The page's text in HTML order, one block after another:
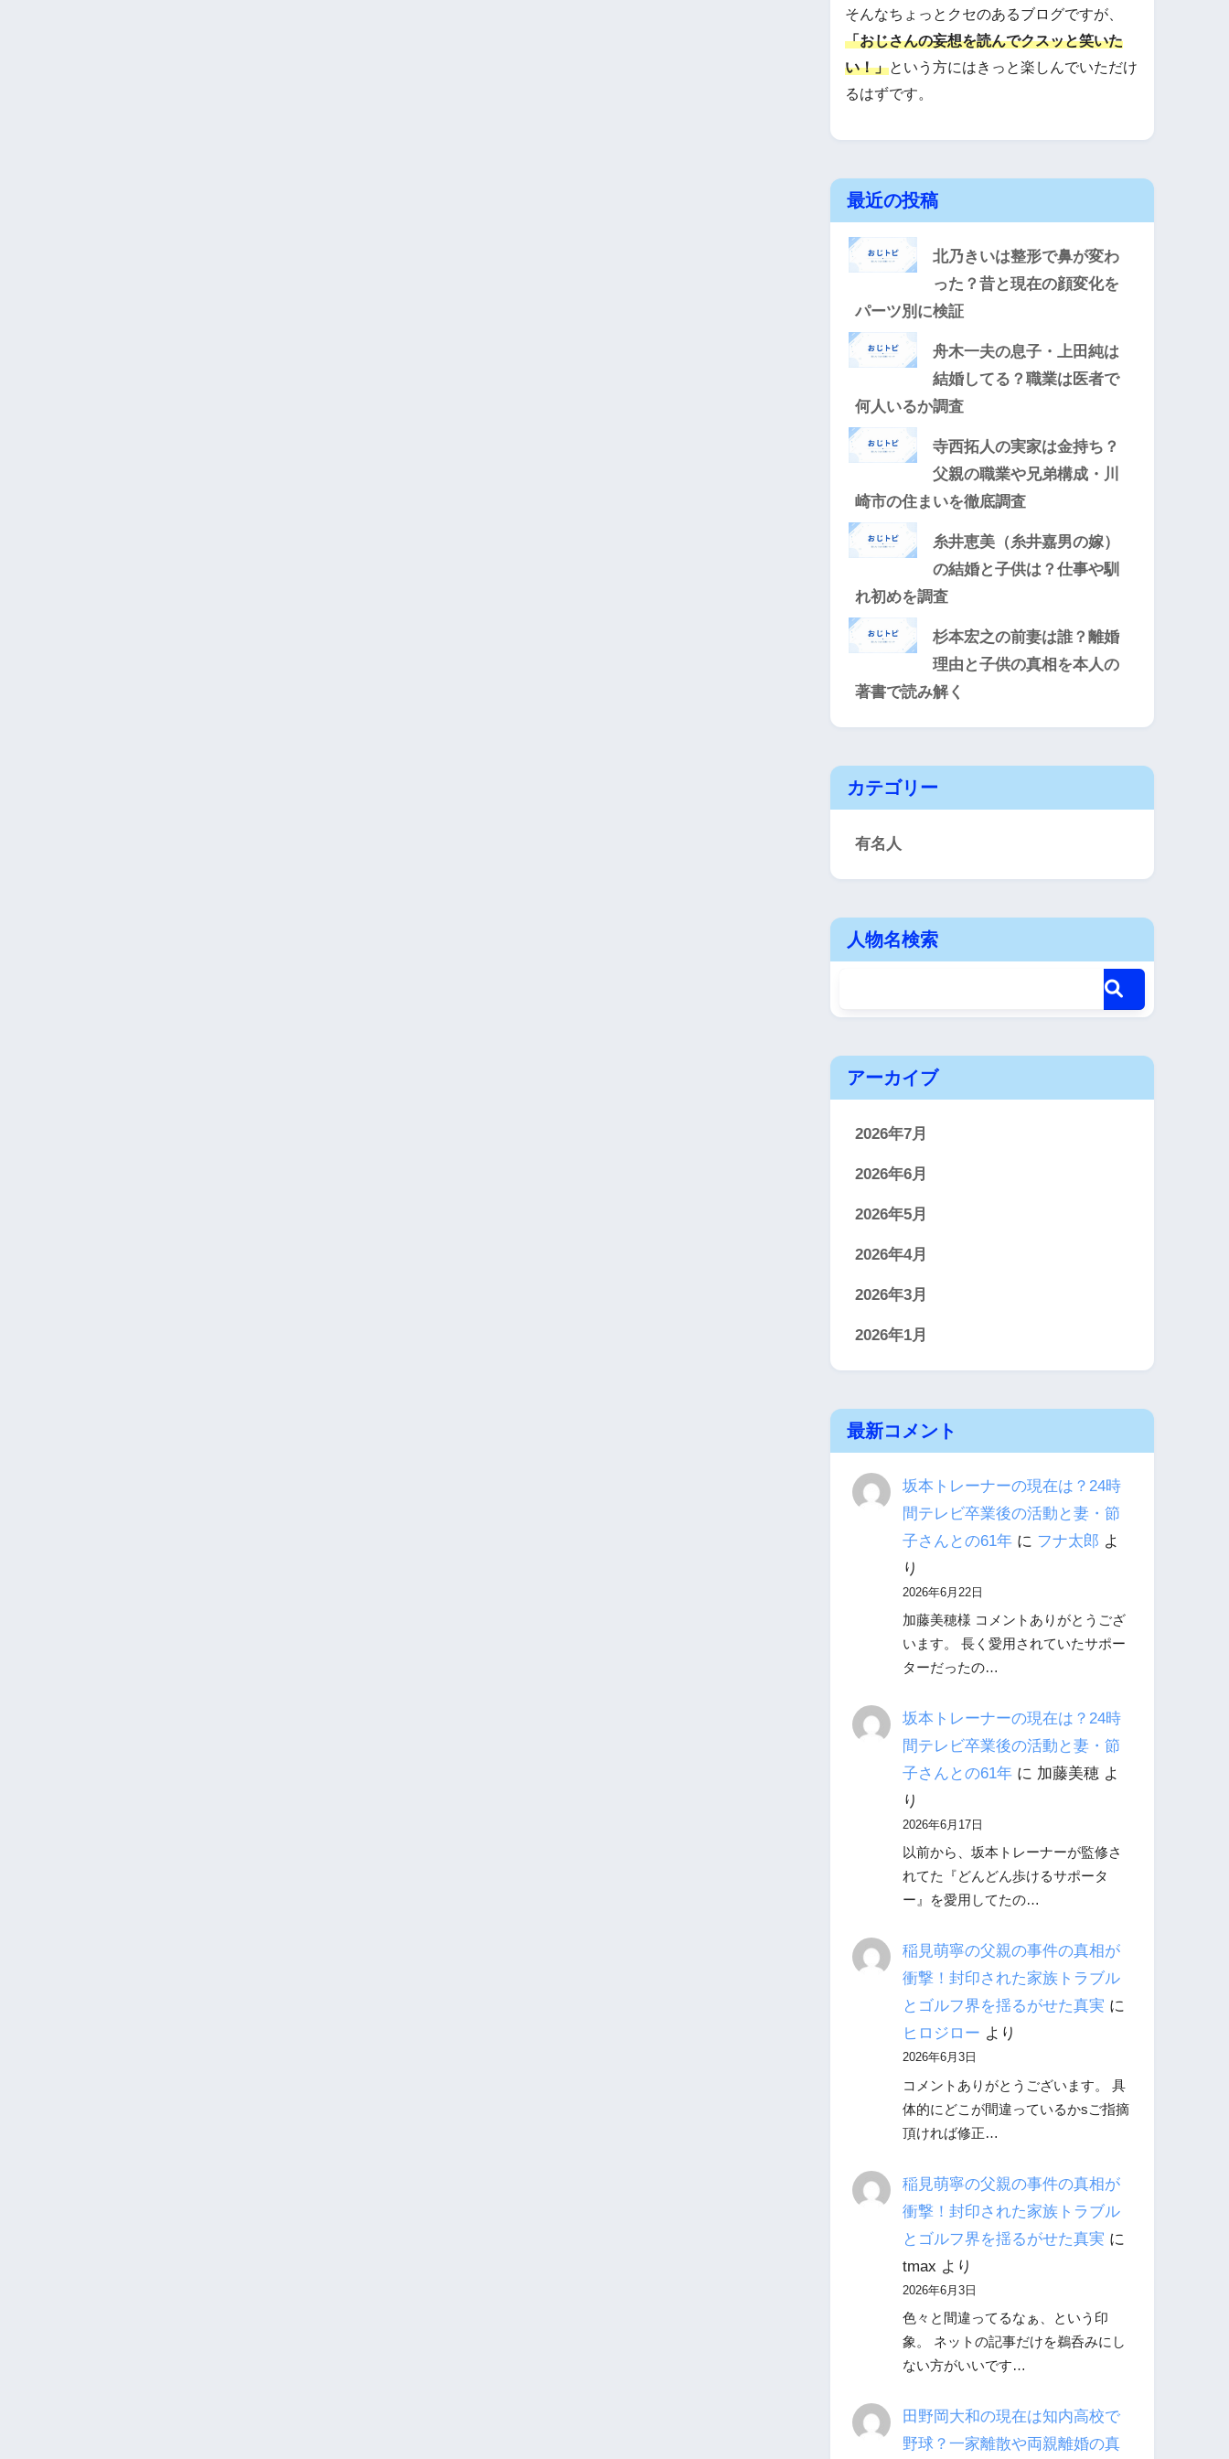
そんなちょっとクセのあるブログですが、
「おじさんの妄想を読んでクスッと笑いた
い！」という方にはきっと楽しんでいただけ
るはずです。
最近の投稿
北乃きいは整形で鼻が変わ
った？昔と現在の顔変化を
パーツ別に検証
舟木一夫の息子・上田純は
結婚してる？職業は医者で
何人いるか調査
寺西拓人の実家は金持ち？
父親の職業や兄弟構成・川
崎市の住まいを徹底調査
糸井恵美（糸井嘉男の嫁）
の結婚と子供は？仕事や馴
れ初めを調査
杉本宏之の前妻は誰？離婚
理由と子供の真相を本人の
著書で読み解く
カテゴリー
有名人
人物名検索
アーカイブ
2026年7月
2026年6月
2026年5月
2026年4月
2026年3月
2026年1月
最新コメント
坂本トレーナーの現在は？24時
間テレビ卒業後の活動と妻・節
子さんとの61年に フナ太郎 よ
り
2026年6月22日
加藤美穂様 コメントありがとうござ
います。 長く愛用されていたサポー
ターだったの…
坂本トレーナーの現在は？24時
間テレビ卒業後の活動と妻・節
子さんとの61年に 加藤美穂よ
り
2026年6月17日
以前から、坂本トレーナーが監修さ
れてた『どんどん歩けるサポータ
ー』を愛用してたの…
稲見萌寧の父親の事件の真相が
衝撃！封印された家族トラブル
とゴルフ界を揺るがせた真実 に
ヒロジロー より
2026年6月3日
コメントありがとうございます。 具
体的にどこが間違っているかsご指摘
頂ければ修正…
稲見萌寧の父親の事件の真相が
衝撃！封印された家族トラブル
とゴルフ界を揺るがせた真実 に
tmax より
2026年6月3日
色々と間違ってるなぁ、という印
象。 ネットの記事だけを鵜呑みにし
ない方がいいです…
田野岡大和の現在は知内高校で
野球？一家離散や両親離婚の真